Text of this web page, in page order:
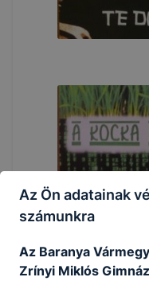
Az Ön adatainak
számunkra
Az Baranya
Zrínyi Miklós